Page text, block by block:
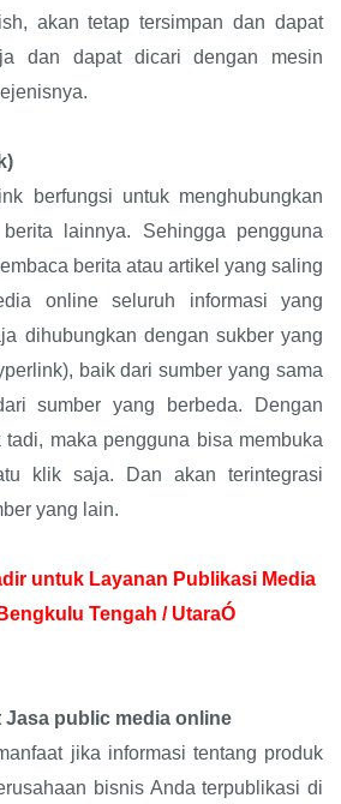
akan tetap tersimpan dan dapat
dan dapat dicari dengan mesin
berfungsi untuk menghubungkan
lainnya. Sehingga pengguna
berita atau artikel yang saling
online seluruh informasi yang
dihubungkan dengan sukber yang
baik dari sumber yang sama
sumber yang berbeda. Dengan
maka pengguna bisa membuka
klik saja. Dan akan terintegrasi
yang lain.
untuk Layanan Publikasi Media
Tengah / UtaraÓ
Jasa public media online
jika informasi tentang produk
bisnis Anda terpublikasi di